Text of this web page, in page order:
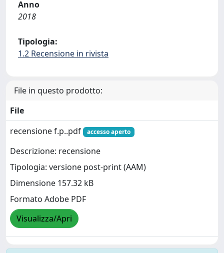
Anno
2018
Tipologia:
1.2 Recensione in rivista
File in questo prodotto:
File
recensione f.p..pdf
accesso aperto
Descrizione: recensione
Tipologia: versione post-print (AAM)
Dimensione 157.32 kB
Formato Adobe PDF
Visualizza/Apri